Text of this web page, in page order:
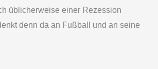
üblicherweise einer Rezession
denn da an Fußball und an seine